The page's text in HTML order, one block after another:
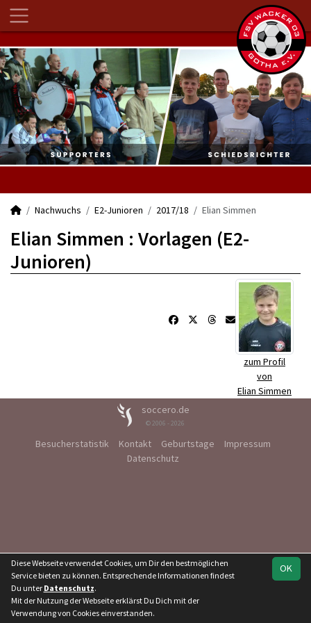
Nachwuchs E2-Junioren 2017/18 Elian Simmen
Elian Simmen : Vorlagen (E2-
Junioren)
zum Profil
von
Elian Simmen
soccero.de
© 2006 - 2026
Besucherstatistik Kontakt Geburtstage
Impressum
Datenschutz
OK
Diese Webseite verwendet Cookies, um Dir den bestmöglichen
Service bieten zu können. Entsprechende Informationen findest
Du unter Datenschutz.
Mit der Nutzung der Webseite erklärst Du Dich mit der
Verwendung von Cookies einverstanden.